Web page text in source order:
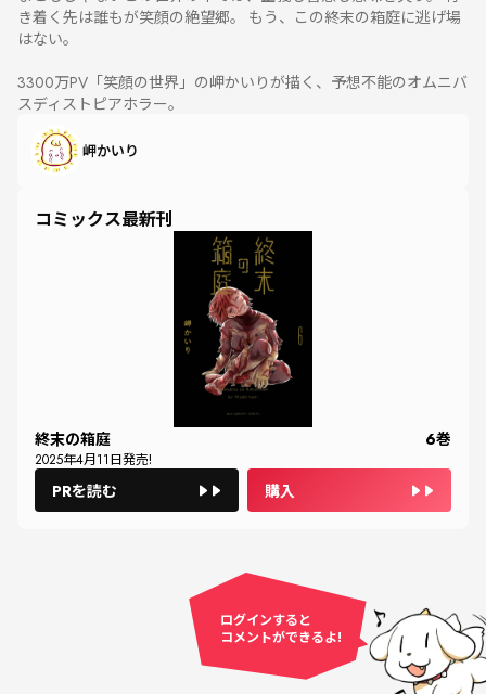
き着く先は誰もが笑顔の絶望郷。 もう、この終末の箱庭に逃げ場
はない。
3300万PV「笑顔の世界」の岬かいりが描く、予想不能のオムニバ
スディストピアホラー。
岬かいり
コミックス最新刊
終末の箱庭 6巻
2025年4月11日発売!
購入
PRを読む
ログインすると
コメントができるよ!